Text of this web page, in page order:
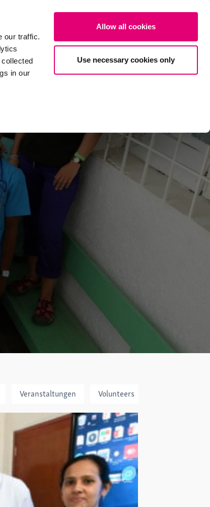
our traffic.
in our
Allow all cookies
Use necessary cookies only
Projekte
Veranstaltungen Volunteers